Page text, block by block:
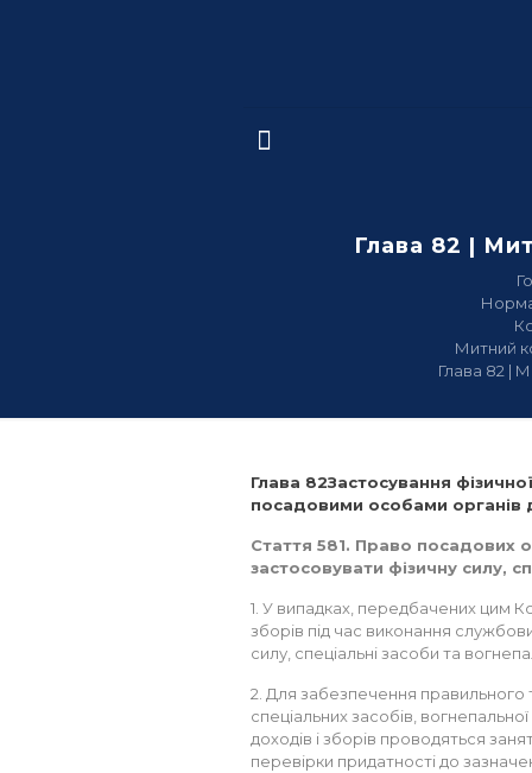
Глава 82 |
Митний
Глава 82 |
Глава 82Застосування
посадовими особами органів
Стаття 581. Право посадових
застосовувати фізичну силу,
1. У випадках, передбачених цим
зборів під час виконання
силу, спеціальні засоби та
2. Для забезпечення правильного
спеціальних засобів,
доходів і зборів проводяться
перевірки придатності до